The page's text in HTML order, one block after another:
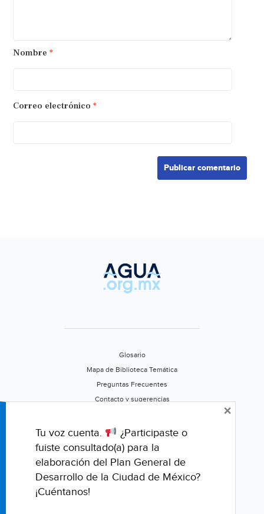
Nombre *
Correo electrónico *
Glosario
Mapa de Biblioteca Temática
Preguntas Frecuentes
Contacto y sugerencias
Califica este portal
Tu voz cuenta.
¿Participaste o
fuiste consultado(a) para la
elaboración del Plan General de
Desarrollo de la Ciudad de México?
¡Cuéntanos!
×